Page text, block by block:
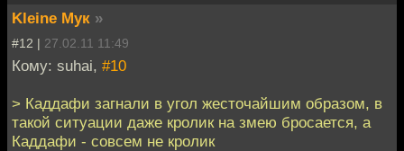
Kleine Мук »
#12 | 27.02.11 11:49
Кому: suhai, #10
> Каддафи загнали в угол жесточайшим образом, в
такой ситуации даже кролик на змею бросается, а
Каддафи - совсем не кролик